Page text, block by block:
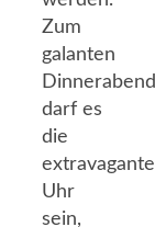
Zum
galanten
Dinnerabend
darf es
die
extravagante
Uhr
sein,